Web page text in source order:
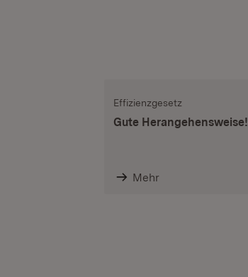
Effizienzgesetz
Gute Herangehensweise!
Mehr